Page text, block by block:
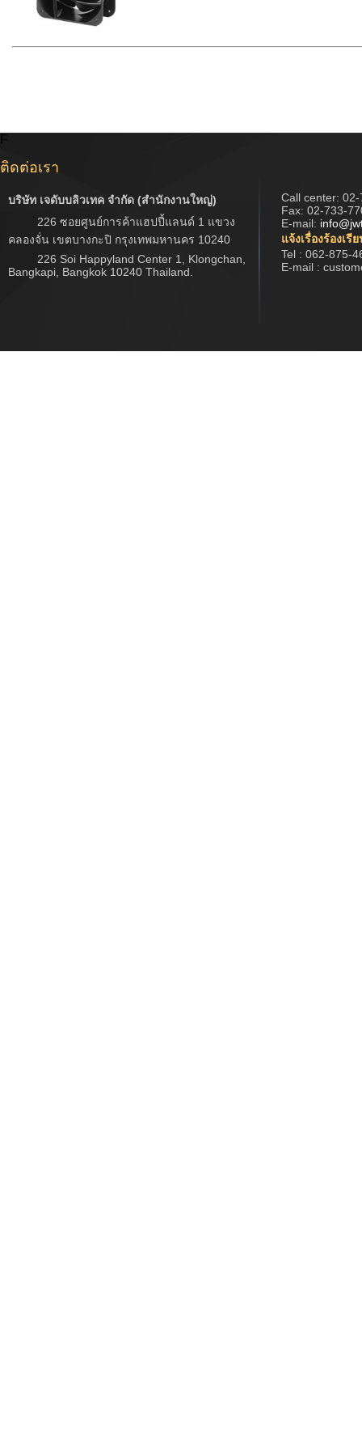
F
ติดต่อเรา
บริษัท เจดับบลิวเทค จำกัด (สำนักงานใหญ่)
226 ซอยศูนย์การค้าแฮปปี้แลนด์ 1 แขวง
คลองจั่น เขตบางกะปิ กรุงเทพมหานคร 10240
226 Soi Happyland Center 1, Klongchan,
Bangkapi, Bangkok 10240 Thailand.
Call center: 02-
Fax: 02-733-
E-mail:
แจ้งเรื่องร้องเรี
Tel : 062-875-
E-mail :